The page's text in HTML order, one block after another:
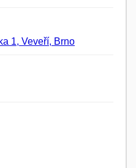
1, Veveří, Brno